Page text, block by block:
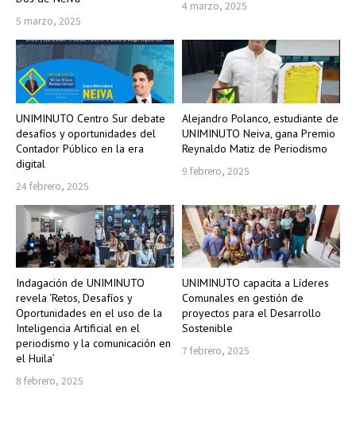
5 marzo, 2025
4 marzo, 2025
UNIMINUTO Centro Sur debate
desafíos y oportunidades del
Contador Público en la era
digital
24 febrero, 2025
Alejandro Polanco, estudiante de
UNIMINUTO Neiva, gana Premio
Reynaldo Matiz de Periodismo
9 febrero, 2025
Indagación de UNIMINUTO
revela ‘Retos, Desafíos y
Oportunidades en el uso de la
Inteligencia Artificial en el
periodismo y la comunicación en
el Huila’
8 febrero, 2025
UNIMINUTO capacita a Líderes
Comunales en gestión de
proyectos para el Desarrollo
Sostenible
7 febrero, 2025